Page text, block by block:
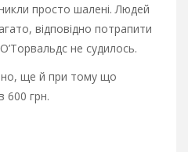
просто шалені. Людей
відповідно потрапити
не судилось.
ще й при тому що
600 грн.